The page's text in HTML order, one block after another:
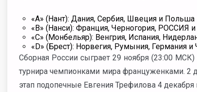
«А» (Нант): Дания, Сербия, Швеция и Польша
«В» (Нанси): Франция, Черногория, РОССИЯ
«С» (Монбельяр): Венгрия, Испания,
«D» (Брест): Норвегия, Румыния, Германия и
Сборная России сыграет 29 ноября (23:00
турнира чемпионками мира француженками. 2
этап подопечные Евгения Трефилова 4